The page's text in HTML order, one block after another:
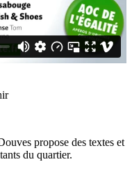
propose des textes et
du quartier.